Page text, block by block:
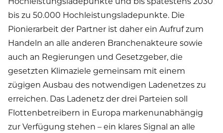
bis zu 50.000 Hochleistungsladepunkte. Die
Pionierarbeit der Partner ist daher ein Aufruf zum
Handeln an alle anderen Branchenakteure sowie
auch an Regierungen und Gesetzgeber, die
gesetzten Klimaziele gemeinsam mit einem
zügigen Ausbau des notwendigen Ladenetzes zu
erreichen. Das Ladenetz der drei Parteien soll
Flottenbetreibern in Europa markenunabhängig
zur Verfügung stehen – ein klares Signal an alle